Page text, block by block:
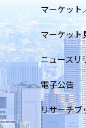
マーケッ
マーケット
ニュースリ
電子公告
リサーチブ